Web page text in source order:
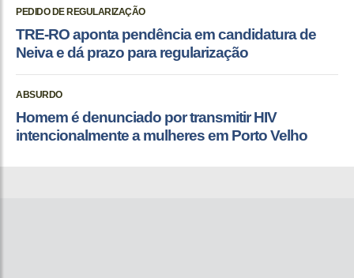
PEDIDO DE REGULARIZAÇÃO
TRE-RO aponta pendência em candidatura de
Neiva e dá prazo para regularização
ABSURDO
Homem é denunciado por transmitir HIV
intencionalmente a mulheres em Porto Velho